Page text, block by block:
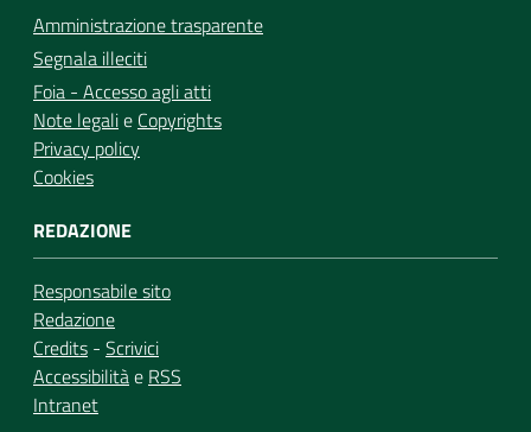
Amministrazione trasparente
Segnala illeciti
Foia - Accesso agli atti
Note legalie Copyrights
Privacy policy
Cookies
REDAZIONE
Responsabile sito
Redazione
Credits - Scrivici
Accessibilitàe RSS
Intranet